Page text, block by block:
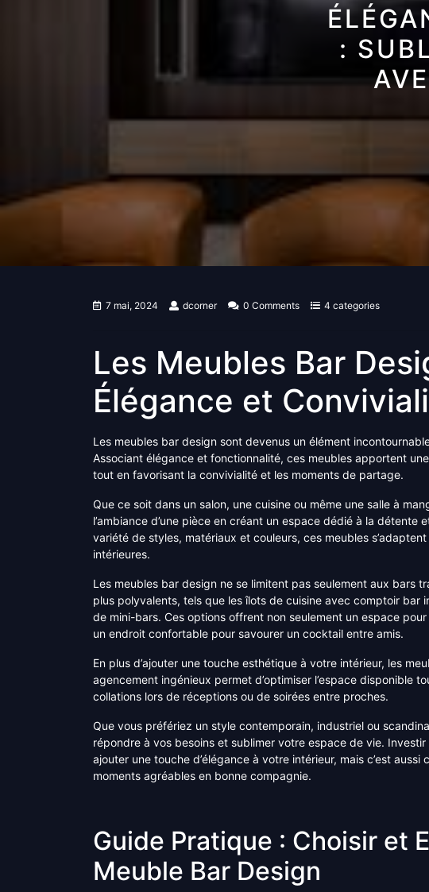
:
7 mai, 2024 dcorner 0 Comments 4 categories
Les Meubles Bar
Élégance et
Les meubles bar design sont devenus un élément
Associant élégance et fonctionnalité, ces meubles apportent
tout en favorisant la convivialité et les moments de partage.
Que ce soit dans un salon, une cuisine ou même une salle à
l’ambiance d’une pièce en créant un espace dédié à la détente
variété de styles, matériaux et couleurs, ces meubles
intérieures.
Les meubles bar design ne se limitent pas seulement aux bars
plus polyvalents, tels que les îlots de cuisine avec comptoir bar
de mini-bars. Ces options offrent non seulement un espace
un endroit confortable pour savourer un cocktail entre amis.
En plus d’ajouter une touche esthétique à votre intérieur, les
agencement ingénieux permet d’optimiser l’espace disponible
collations lors de réceptions ou de soirées entre proches.
Que vous préfériez un style contemporain, industriel ou
répondre à vos besoins et sublimer votre espace de vie.
ajouter une touche d’élégance à votre intérieur, mais c’est
moments agréables en bonne compagnie.
Guide Pratique : Choisir et
Meuble Bar Design